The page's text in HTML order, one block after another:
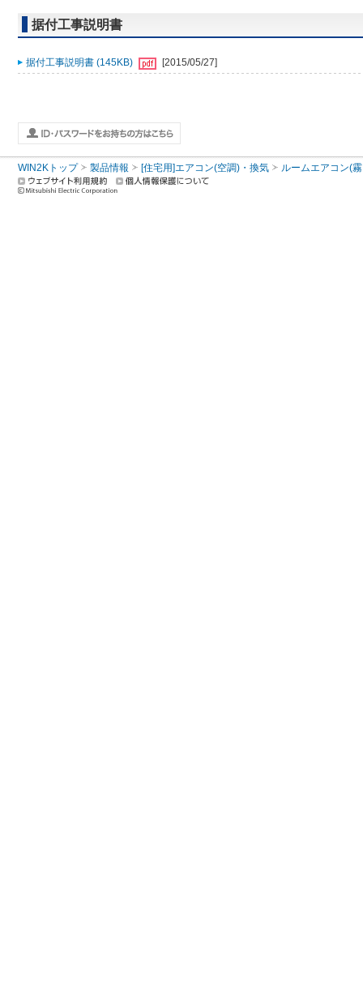
据付工事説明書
据付工事説明書 (145KB) [2015/05/27]
WIN2Kトップ 製品情報 [住宅用]エアコン(空調)・換気 ルームエアコン(